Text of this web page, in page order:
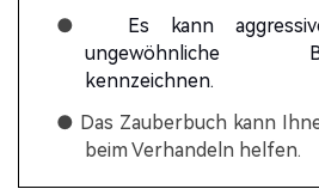
●
Es kann
ungewöhnliche
kennzeichnen.
● Das Zauberbuch kann
beim Verhandeln helfen.